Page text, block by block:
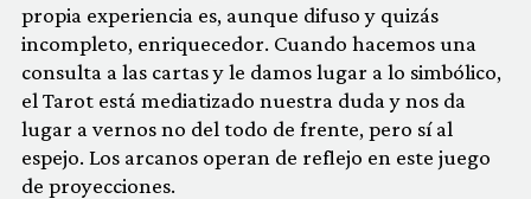
propia experiencia es, aunque difuso y quizás
incompleto, enriquecedor. Cuando hacemos una
consulta a las cartas y le damos lugar a lo simbólico,
el Tarot está mediatizado nuestra duda y nos da
lugar a vernos no del todo de frente, pero sí al
espejo. Los arcanos operan de reflejo en este juego
de proyecciones.